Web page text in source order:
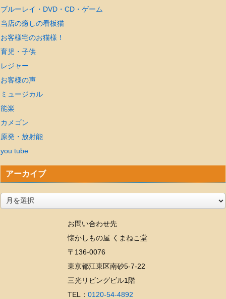
ブルーレイ・DVD・CD・ゲーム
当店の癒しの看板猫
お客様宅のお猫様！
育児・子供
レジャー
お客様の声
ミュージカル
能楽
カメゴン
原発・放射能
you tube
アーカイブ
お問い合わせ先
懐かしもの屋 くまねこ堂
〒136-0076
東京都江東区南砂5-7-22
三光リビングビル1階
TEL： 0120-54-4892